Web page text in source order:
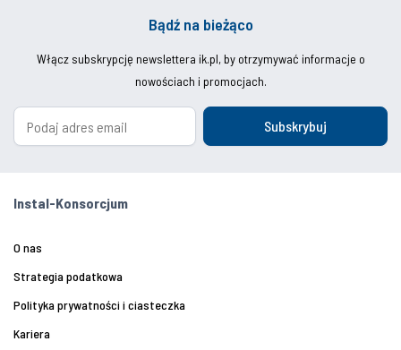
Bądź na bieżąco
Włącz subskrypcję newslettera ik.pl, by otrzymywać informacje o
nowościach i promocjach.
Subskrybuj
Instal-Konsorcjum
O nas
Strategia podatkowa
Polityka prywatności i ciasteczka
Kariera